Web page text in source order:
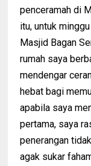
penceramah di
itu, untuk
Masjid Bagan
rumah saya
mendengar
hebat bagi
apabila saya
pertama, saya
penerangan
agak sukar